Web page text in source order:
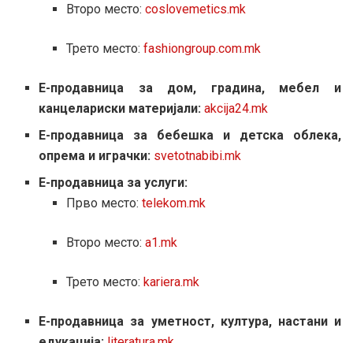
Второ место: coslovemetics.mk
Трето место: fashiongroup.com.mk
Е-продавница за дом, градина, мебел и
канцелариски материјали: akcija24.mk
Е-продавница за бебешка и детска облека,
опрема и играчки: svetotnabibi.mk
Е-продавница за услуги:
Прво место: telekom.mk
Второ место: a1.mk
Трето место: kariera.mk
Е-продавница за уметност, култура, настани и